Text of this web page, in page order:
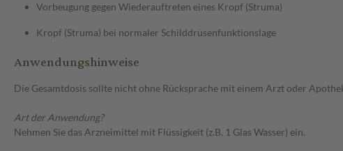
Vorbeugung gegen Wiederauftreten eines Kropf (Struma)
Kropf (Struma) bei normaler Schilddrüsenfunktionslage
Anwendungshinweise
Die Gesamtdosis sollte nicht ohne Rücksprache mit einem Arzt oder
Art der Anwendung?
Nehmen Sie das Arzneimittel mit Flüssigkeit (z.B. 1 Glas Wasser) ein.